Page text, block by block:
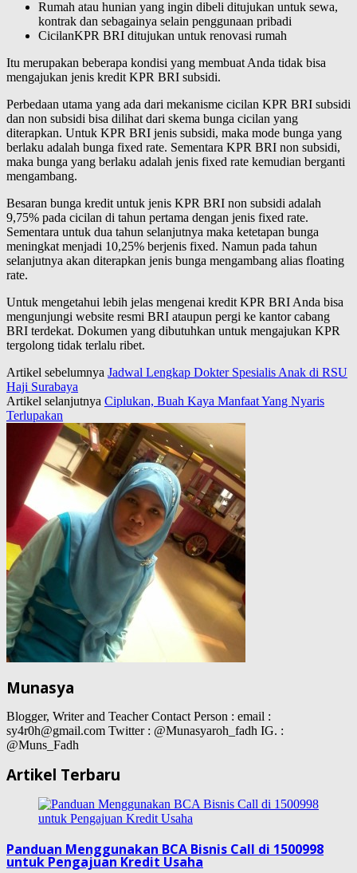
Rumah atau hunian yang ingin dibeli ditujukan untuk sewa,
kontrak dan sebagainya selain penggunaan pribadi
CicilanKPR BRI ditujukan untuk renovasi rumah
Itu merupakan beberapa kondisi yang membuat Anda tidak bisa
mengajukan jenis kredit KPR BRI subsidi.
Perbedaan utama yang ada dari mekanisme cicilan KPR BRI subsidi
dan non subsidi bisa dilihat dari skema bunga cicilan yang
diterapkan. Untuk KPR BRI jenis subsidi, maka mode bunga yang
berlaku adalah bunga fixed rate. Sementara KPR BRI non subsidi,
maka bunga yang berlaku adalah jenis fixed rate kemudian berganti
mengambang.
Besaran bunga kredit untuk jenis KPR BRI non subsidi adalah
9,75% pada cicilan di tahun pertama dengan jenis fixed rate.
Sementara untuk dua tahun selanjutnya maka ketetapan bunga
meningkat menjadi 10,25% berjenis fixed. Namun pada tahun
selanjutnya akan diterapkan jenis bunga mengambang alias floating
rate.
Untuk mengetahui lebih jelas mengenai kredit KPR BRI Anda bisa
mengunjungi website resmi BRI ataupun pergi ke kantor cabang
BRI terdekat. Dokumen yang dibutuhkan untuk mengajukan KPR
tergolong tidak terlalu ribet.
Artikel sebelumnya Jadwal Lengkap Dokter Spesialis Anak di RSU
Haji Surabaya
Artikel selanjutnya Ciplukan, Buah Kaya Manfaat Yang Nyaris
Terlupakan
Munasya
Blogger, Writer and Teacher Contact Person : email :
sy4r0h@gmail.com Twitter : @Munasyaroh_fadh IG. :
@Muns_Fadh
Artikel Terbaru
Panduan Menggunakan BCA Bisnis Call di 1500998
untuk Pengajuan Kredit Usaha